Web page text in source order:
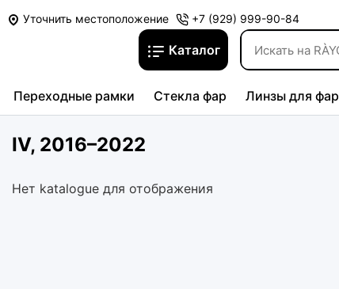
Уточнить местоположение +7 (929) 999-90-84
Каталог
Переходные рамки Стекла фар Линзы для фар
IV, 2016–2022
Нет katalogue для отображения